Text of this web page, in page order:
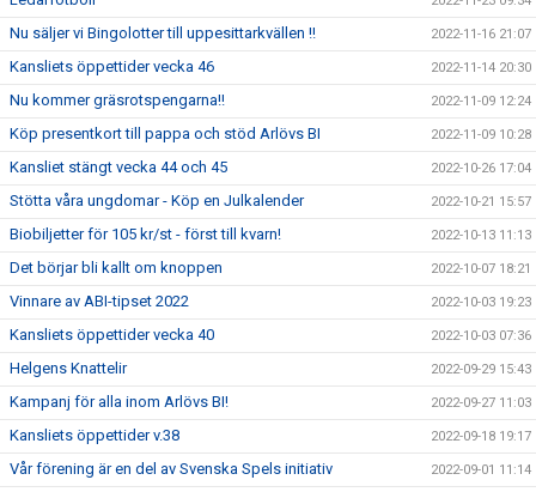
Nu säljer vi Bingolotter till uppesittarkvällen !! 2022-11-16 21:07
Kansliets öppettider vecka 46 2022-11-14 20:30
Nu kommer gräsrotspengarna!! 2022-11-09 12:24
Köp presentkort till pappa och stöd Arlövs BI 2022-11-09 10:28
Kansliet stängt vecka 44 och 45 2022-10-26 17:04
Stötta våra ungdomar - Köp en Julkalender 2022-10-21 15:57
Biobiljetter för 105 kr/st - först till kvarn! 2022-10-13 11:13
Det börjar bli kallt om knoppen 2022-10-07 18:21
Vinnare av ABI-tipset 2022 2022-10-03 19:23
Kansliets öppettider vecka 40 2022-10-03 07:36
Helgens Knattelir 2022-09-29 15:43
Kampanj för alla inom Arlövs BI! 2022-09-27 11:03
Kansliets öppettider v.38 2022-09-18 19:17
Vår förening är en del av Svenska Spels initiativ 2022-09-01 11:14